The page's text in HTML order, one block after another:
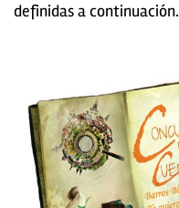
definidas a continuación.